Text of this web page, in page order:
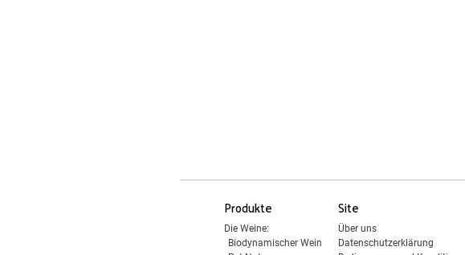
Produkte
Die Weine:
Biodynamischer Wein
Site
Über uns
Datenschutzerklärung